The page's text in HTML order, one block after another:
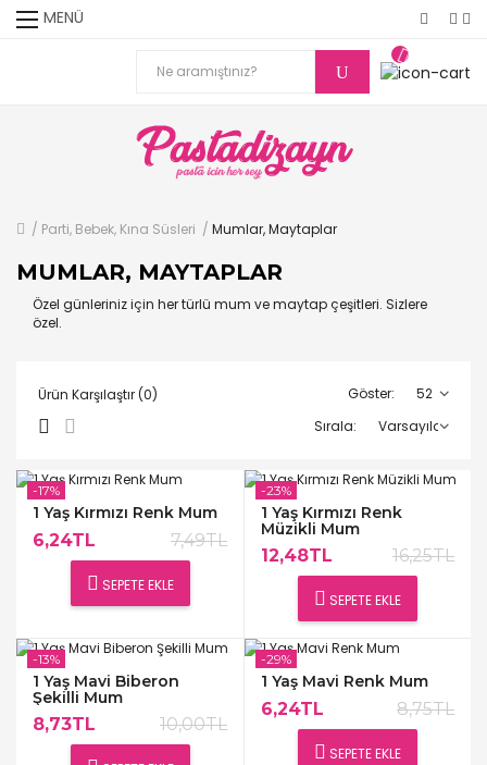
MENÜ
Parti, Bebek, Kına Süsleri Mumlar, Maytaplar
MUMLAR, MAYTAPLAR
Özel günleriniz için her türlü mum ve maytap çeşitleri. Sizlere
özel.
Ürün Karşılaştır (0)
Göster:
Sırala:
1 Yaş Kırmızı Renk Mum
6,24TL 7,49TL
SEPETE EKLE
-17%
1 Yaş Kırmızı Renk
Müzikli Mum
12,48TL 16,25TL
SEPETE EKLE
-23%
1 Yaş Mavi Biberon
Şekilli Mum
8,73TL 10,00TL
-13%
1 Yaş Mavi Renk Mum
6,24TL 8,75TL
SEPETE EKLE
-29%